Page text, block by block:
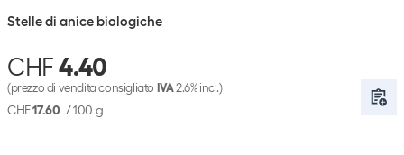
Stelle di anice biologiche
CHF 4.40
(prezzo di vendita consigliato IVA2.6% incl.)
CHF17.60 /100 g